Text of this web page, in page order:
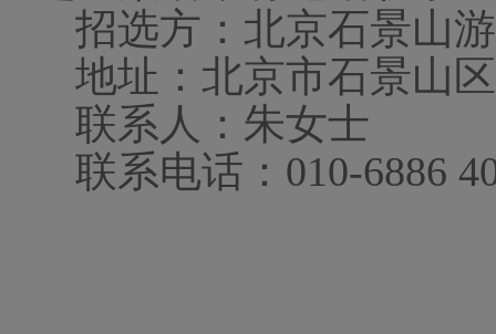
招选方：北京石景山
地址：北京市石景山
联系人：朱女士
联系电话： 010-6886